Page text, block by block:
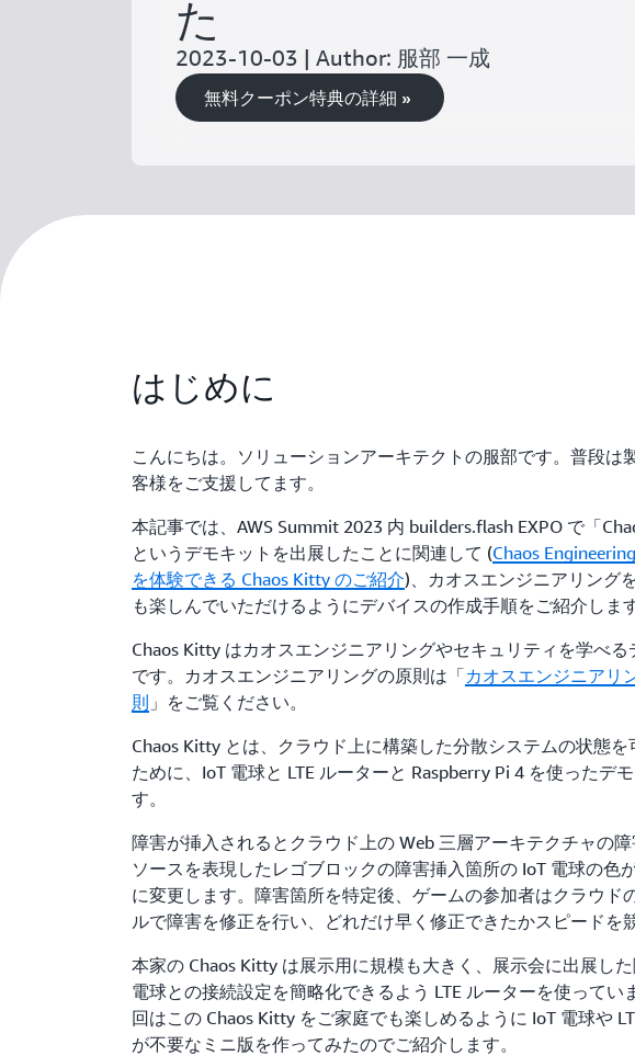
た
2023-10-03 | Author: 服部 一成
無料クーポン特典の詳細 »
はじめに
こんにちは。ソリューションアーキテクトの服部です。普段は
客様をご支援してます。
本記事では、AWS Summit 2023 内 builders.flash EXPO で「
というデモキットを出展したことに関連して (Chaos
を体験できる Chaos Kitty のご紹介)、カオスエンジニアリング
も楽しんでいただけるようにデバイスの作成手順をご紹介します
Chaos Kitty はカオスエンジニアリングやセキュリティを学べる
です。カオスエンジニアリングの原則は「カオスエンジニアリ
則 」をご覧ください。
Chaos Kitty とは、クラウド上に構築した分散システムの状態を
ために、IoT 電球と LTE ルーターと Raspberry Pi 4 を使ったデ
す。
障害が挿入されるとクラウド上の Web 三層アーキテクチャの障
ソースを表現したレゴブロックの障害挿入箇所の IoT 電球の色
に変更します。障害箇所を特定後、ゲームの参加者はクラウド
ルで障害を修正を行い、どれだけ早く修正できたかスピードを
本家の Chaos Kitty は展示用に規模も大きく、展示会に出展し
電球との接続設定を簡略化できるよう LTE ルーターを使ってい
回はこの Chaos Kitty をご家庭でも楽しめるように IoT 電球や
が不要なミニ版を作ってみたのでご紹介します。